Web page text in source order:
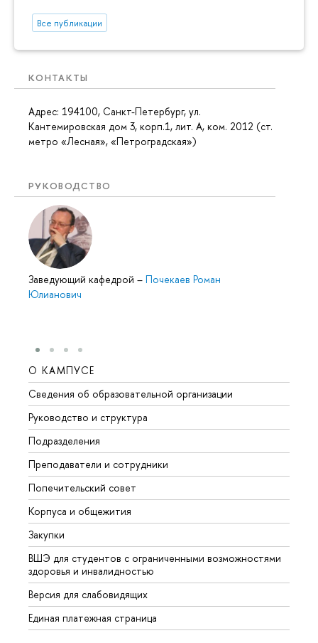
Все публикации
КОНТАКТЫ
Адрес: 194100, Санкт-Петербург, ул.
Кантемировская дом 3, корп.1, лит. А, ком. 2012 (ст.
метро «Лесная», «Петроградская»)
РУКОВОДСТВО
Заведующий кафедрой – Почекаев Роман
Юлианович
О КАМПУСЕ
Сведения об образовательной организации
Руководство и структура
Подразделения
Преподаватели и сотрудники
Попечительский совет
Корпуса и общежития
Закупки
ВШЭ для студентов с ограниченными возможностями
здоровья и инвалидностью
Версия для слабовидящих
Единая платежная страница